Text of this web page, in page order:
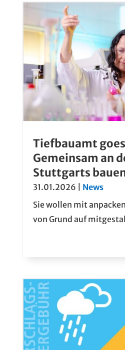
Tiefbauamt
Gemeinsam an
Stuttgarts
31.01.2026
News
Sie wollen mit
von Grund auf